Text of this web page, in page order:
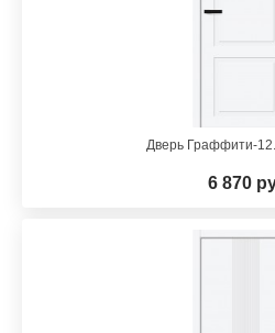
Дверь Граффити-
6 870